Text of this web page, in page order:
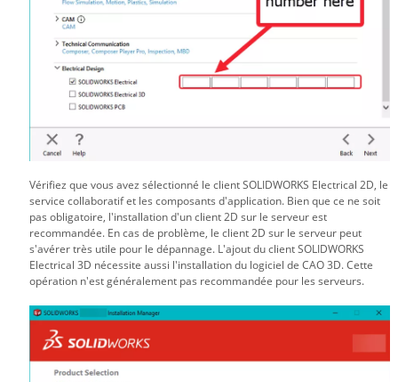
Vérifiez que vous avez sélectionné le client SOLIDWORKS Electrical 2D, le
service collaboratif et les composants d'application. Bien que ce ne soit
pas obligatoire, l'installation d'un client 2D sur le serveur est
recommandée. En cas de problème, le client 2D sur le serveur peut
s'avérer très utile pour le dépannage. L'ajout du client SOLIDWORKS
Electrical 3D nécessite aussi l'installation du logiciel de CAO 3D. Cette
opération n'est généralement pas recommandée pour les serveurs.